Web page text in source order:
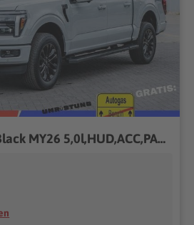
Ford F-150 Lariat Black MY26 5,0l,HUD,ACC,PANO